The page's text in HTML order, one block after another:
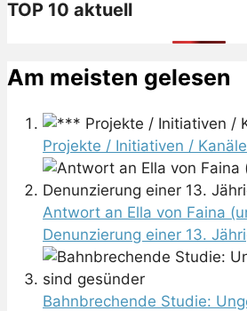
TOP 10 aktuell
Am meisten gelesen
Projekte / Initiativen /
Antwort an Ella von Faina
Denunzierung einer 13.
Bahnbrechende Studie: